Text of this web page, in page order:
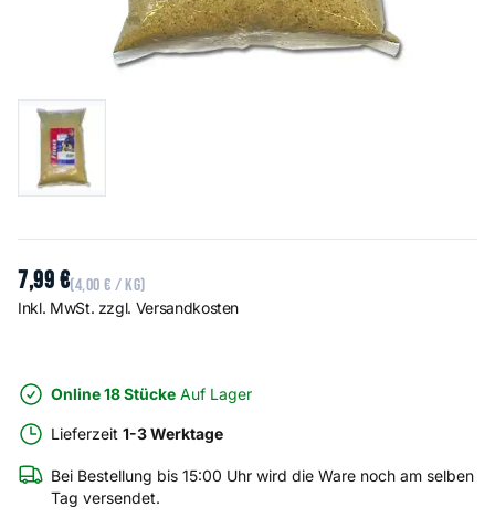
7,99€(4,00 € / kg)
Inkl. MwSt. zzgl. Versandkosten
Online 18 Stücke Auf Lager
Lieferzeit 1-3 Werktage
Bei Bestellung bis 15:00 Uhr wird die Ware noch am selben
Tag versendet.